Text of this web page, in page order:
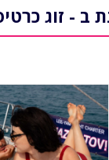
ב - זוג